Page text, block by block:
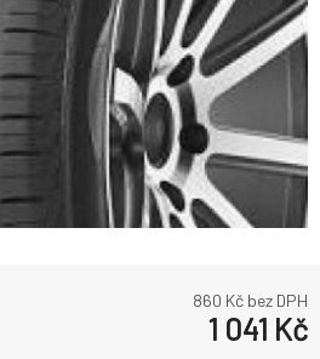
860 Kč bez DPH
1 041 Kč